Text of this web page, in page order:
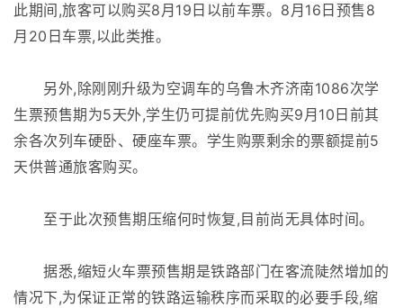
此期间,旅客可以购买8月19日以前车票。8月16日预售8
月20日车票,以此类推。
另外,除刚刚升级为空调车的乌鲁木齐济南1086次学
生票预售期为5天外,学生仍可提前优先购买9月10日前其
余各次列车硬卧、硬座车票。学生购票剩余的票额提前5
天供普通旅客购买。
至于此次预售期压缩何时恢复,目前尚无具体时间。
据悉,缩短火车票预售期是铁路部门在客流陡然增加的
情况下,为保证正常的铁路运输秩序而采取的必要手段,缩